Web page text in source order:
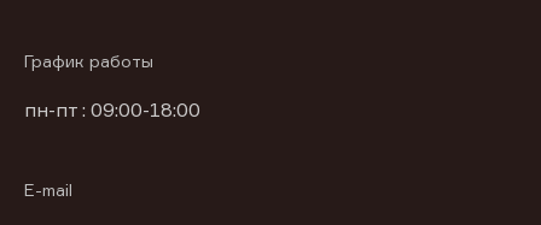
График работы
пн-пт : 09:00-18:00
E-mail